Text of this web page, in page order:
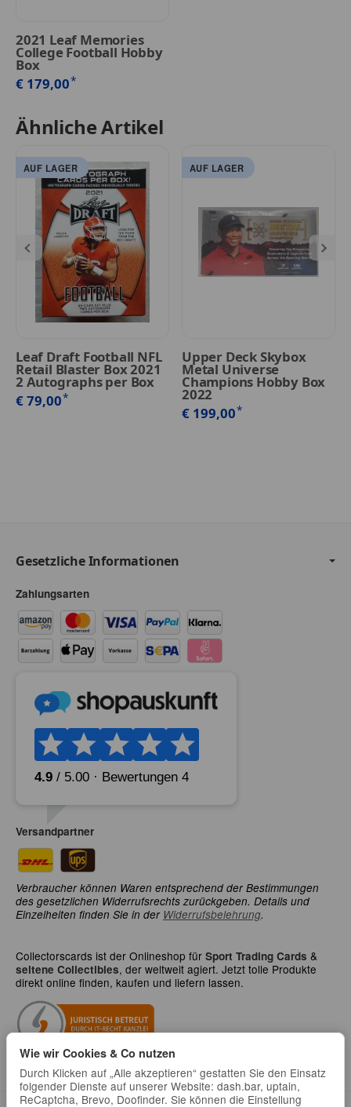
2021 Leaf Memories
College Football Hobby
Box
€ 179,00*
Ähnliche Artikel
AUF LAGER
Leaf Draft Football NFL
Retail Blaster Box 2021
2 Autographs per Box
€ 79,00*
AUF LAGER
Upper Deck Skybox
Metal Universe
Champions Hobby Box
2022
€ 199,00*
Gesetzliche Informationen
Zahlungsarten
Versandpartner
Verbraucher können Waren entsprechend der Bestimmungen
des gesetzlichen Widerrufsrechts zurückgeben. Details und
Einzelheiten finden Sie in der Widerrufsbelehrung.
Collectorscards ist der Onlineshop für Sport Trading Cards &
seltene Collectibles, der weltweit agiert. Jetzt tolle Produkte
direkt online finden, kaufen und liefern lassen.
Wie wir Cookies & Co nutzen
Durch Klicken auf „Alle akzeptieren“ gestatten Sie den Einsatz
folgender Dienste auf unserer Website: dash.bar, uptain,
ReCaptcha, Brevo, Doofinder. Sie können die Einstellung